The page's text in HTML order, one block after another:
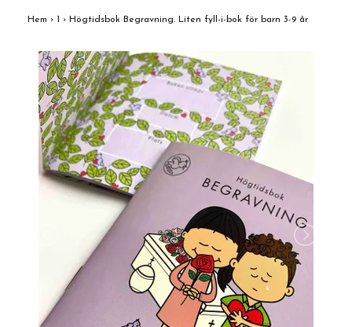
Hem › 1 › Högtidsbok Begravning. Liten fyll-i-bok för barn 3-9 år